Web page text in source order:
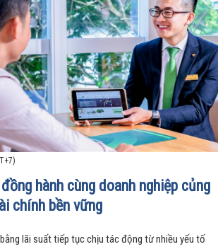
hành cùng doanh nghiệp củng
chính bền vững
lãi suất tiếp tục chịu tác động từ nhiều yếu tố